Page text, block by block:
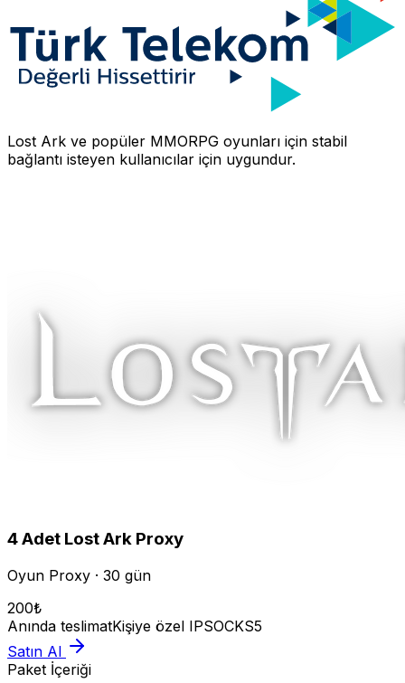
Lost Ark ve popüler MMORPG oyunları için stabil
bağlantı isteyen kullanıcılar için uygundur.
4Adet Lost Ark Proxy
Oyun Proxy · 30 gün
200₺
Anında teslimatKişiye özel IPSOCKS5
Satın Al
Paket İçeriği